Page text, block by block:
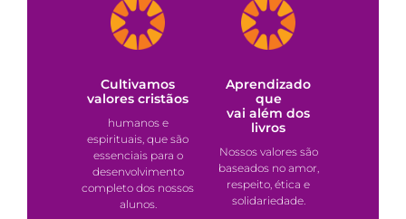
Cultivamos
valores cristãos
humanos e
espirituais, que são
essenciais para o
desenvolvimento
completo dos nossos
alunos.
Aprendizado
que
vai além dos
livros
Nossos valores são
baseados no amor,
respeito, ética e
solidariedade.